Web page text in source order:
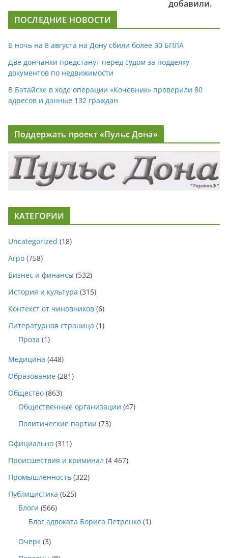
добавили.
ПОСЛЕДНИЕ НОВОСТИ
В ночь на 8 августа на Дону сбили более 30 БПЛА
Две дончанки предстанут перед судом за подделку
документов по недвижимости
В Батайске в ходе операции «Кочевник» проверили 80
адресов и данные 132 граждан
Поддержать проект «Пульс Дона»
КАТЕГОРИИ
Uncategorized (18)
Агро (758)
Бизнес и финансы (532)
История и культура (315)
Контекст от чиновников (6)
Литературная страница (1)
Проза (1)
Медицина (448)
Образование (281)
Общество (863)
Общественные организации (47)
Политические партии (73)
Официально (311)
Происшествия и криминал (4 467)
Промышленность (322)
Публицистика (625)
Блоги (566)
Блог адвоката Бориса Петренко (1)
Очерк (3)